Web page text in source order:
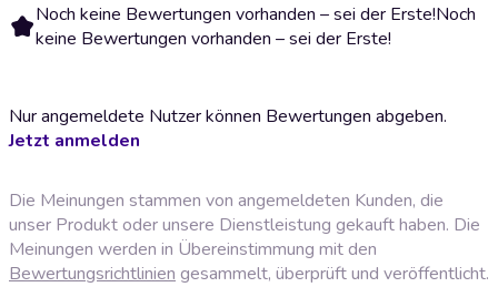
Noch keine Bewertungen vorhanden – sei der Erste!Noch
keine Bewertungen vorhanden – sei der Erste!
Nur angemeldete Nutzer können Bewertungen abgeben.
Jetzt anmelden
Die Meinungen stammen von angemeldeten Kunden, die
unser Produkt oder unsere Dienstleistung gekauft haben. Die
Meinungen werden in Übereinstimmung mit den
Bewertungsrichtlinien gesammelt, überprüft und veröffentlicht.